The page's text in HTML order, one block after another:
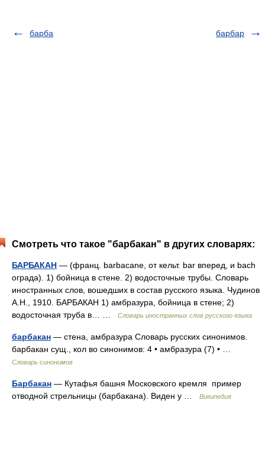
барба барбар
Смотреть что такое "барбакан" в других словарях:
БАРБАКАН — (франц. barbacane, от кельт. bar вперед, и bach
ограда). 1) бойница в стене. 2) водосточные трубы. Словарь
иностранных слов, вошедших в состав русского языка. Чудинов
А.Н., 1910. БАРБАКАН 1) амбразура, бойница в стене; 2)
водосточная труба в… …
Словарь иностранных слов русского языка
барбакан — стена, амбразура Словарь русских синонимов.
барбакан сущ., кол во синонимов: 4 • амбразура (7) • …
Словарь синонимов
Барбакан — Кутафья башня Московского кремля пример
отводной стрельницы (барбакана). Виден у …
Википедия